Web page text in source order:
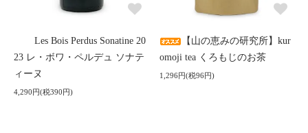
Les Bois Perdus Sonatine 20
23 レ・ボワ・ペルデュ ソナテ
ィーヌ
4,290円(税390円)
【山の恵みの研究所】kur
omoji tea くろもじのお茶
1,296円(税96円)